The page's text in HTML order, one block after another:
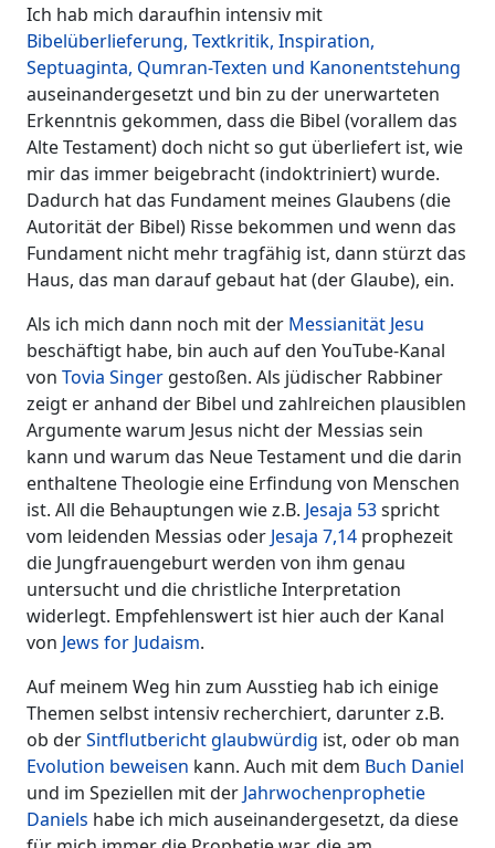
Ich hab mich daraufhin intensiv mit
Bibelüberlieferung, Textkritik, Inspiration,
Septuaginta, Qumran-Texten und Kanonentstehung
auseinandergesetzt und bin zu der unerwarteten
Erkenntnis gekommen, dass die Bibel (vorallem das
Alte Testament) doch nicht so gut überliefert ist, wie
mir das immer beigebracht (indoktriniert) wurde.
Dadurch hat das Fundament meines Glaubens (die
Autorität der Bibel) Risse bekommen und wenn das
Fundament nicht mehr tragfähig ist, dann stürzt das
Haus, das man darauf gebaut hat (der Glaube), ein.
Als ich mich dann noch mit der Messianität Jesu
beschäftigt habe, bin auch auf den YouTube-Kanal
von Tovia Singer gestoßen. Als jüdischer Rabbiner
zeigt er anhand der Bibel und zahlreichen plausiblen
Argumente warum Jesus nicht der Messias sein
kann und warum das Neue Testament und die darin
enthaltene Theologie eine Erfindung von Menschen
ist. All die Behauptungen wie z.B. Jesaja 53spricht
vom leidenden Messias oder Jesaja 7,14 prophezeit
die Jungfrauengeburt werden von ihm genau
untersucht und die christliche Interpretation
widerlegt. Empfehlenswert ist hier auch der Kanal
von Jews for Judaism.
Auf meinem Weg hin zum Ausstieg hab ich einige
Themen selbst intensiv recherchiert, darunter z.B.
ob derSintflutbericht glaubwürdig ist, oder ob man
Evolution beweisen kann. Auch mit dem Buch Daniel
und im Speziellen mit der Jahrwochenprophetie
Daniels habe ich mich auseinandergesetzt, da diese